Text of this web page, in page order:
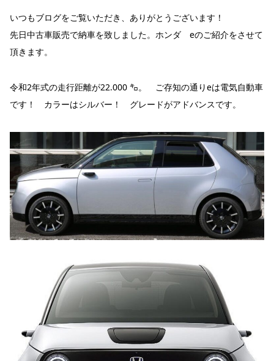
いつもブログをご覧いただき、ありがとうございます！
先日中古車販売で納車を致しました。ホンダ eのご紹介をさせて
頂きます。
令和2年式の走行距離が22.000 ㌔。 ご存知の通りeは電気自動車
です！ カラーはシルバー！ グレードがアドバンスです。